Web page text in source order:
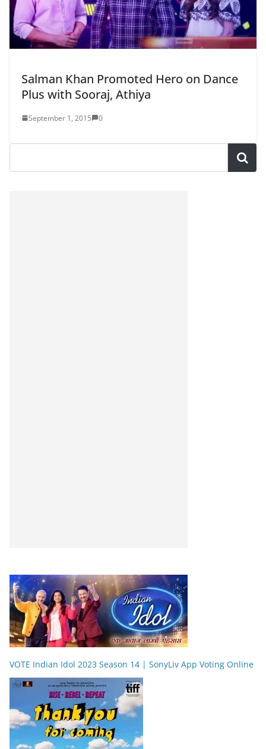
Salman Khan Promoted Hero on Dance
Plus with Sooraj, Athiya
September 1, 2015 0
VOTE Indian Idol 2023 Season 14 | SonyLiv App Voting Online